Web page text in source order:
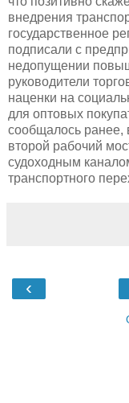
внедрения
государственное
подписали с
недопущении
руководители
наценки на
для оптовых
сообщалось ранее,
второй рабочий
судоходным
транспортного
‹